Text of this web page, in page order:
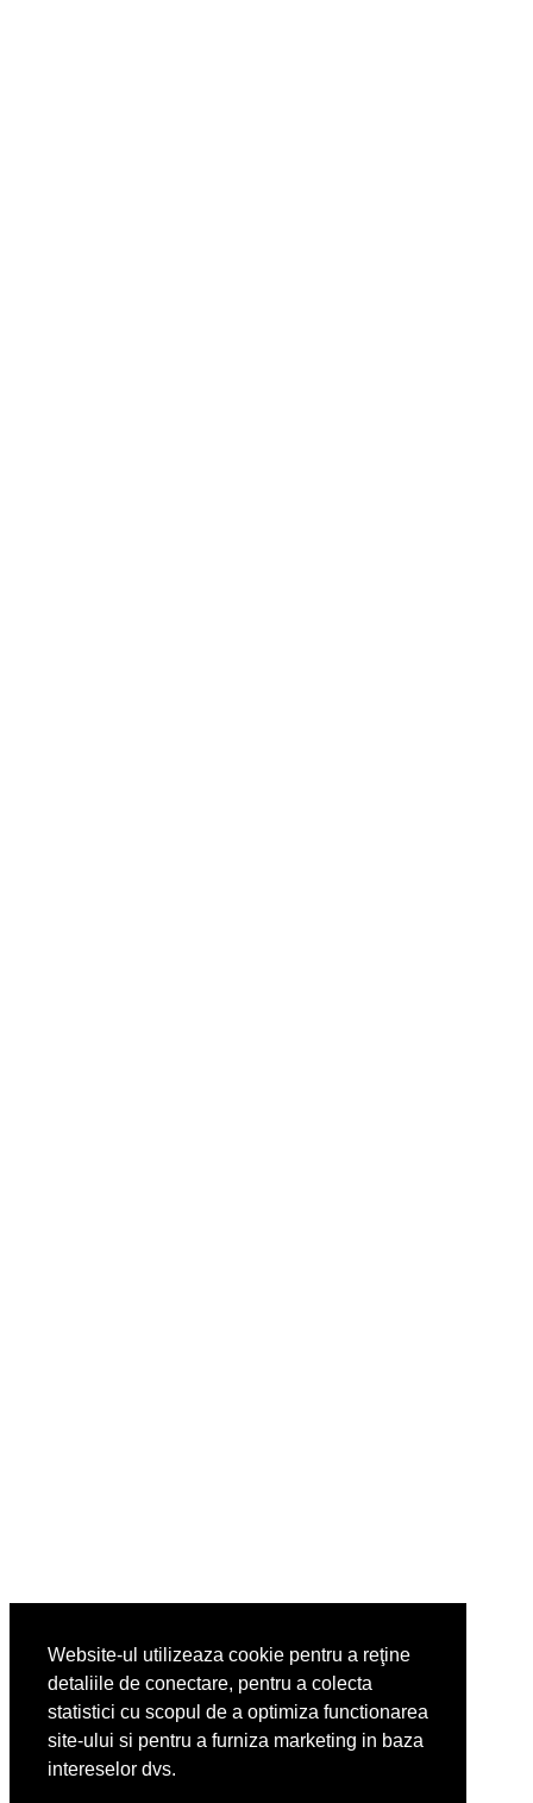
Website-ul utilizeaza cookie pentru a reţine
detaliile de conectare, pentru a colecta
statistici cu scopul de a optimiza functionarea
site-ului si pentru a furniza marketing in baza
intereselor dvs.